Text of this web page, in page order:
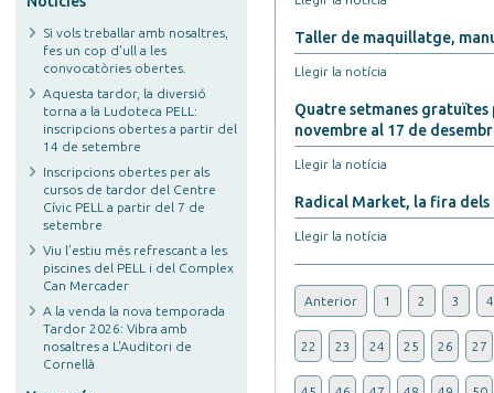
Si vols treballar amb nosaltres,
fes un cop d'ull a les
convocatòries obertes.
Aquesta tardor, la diversió
torna a la Ludoteca PELL:
inscripcions obertes a partir del
14 de setembre
Inscripcions obertes per als
cursos de tardor del Centre
Cívic PELL a partir del 7 de
setembre
Viu l’estiu més refrescant a les
piscines del PELL i del Complex
Can Mercader
A la venda la nova temporada
Tardor 2026: Vibra amb
nosaltres a L'Auditori de
Cornellà
Taller de maquillatge,
Llegir la notícia
Quatre setmanes gratuïtes
novembre al 17 de
Llegir la notícia
Radical Market, la fira dels
Llegir la notícia
Anterior 1 2 3 4
22 23 24 25 26 27